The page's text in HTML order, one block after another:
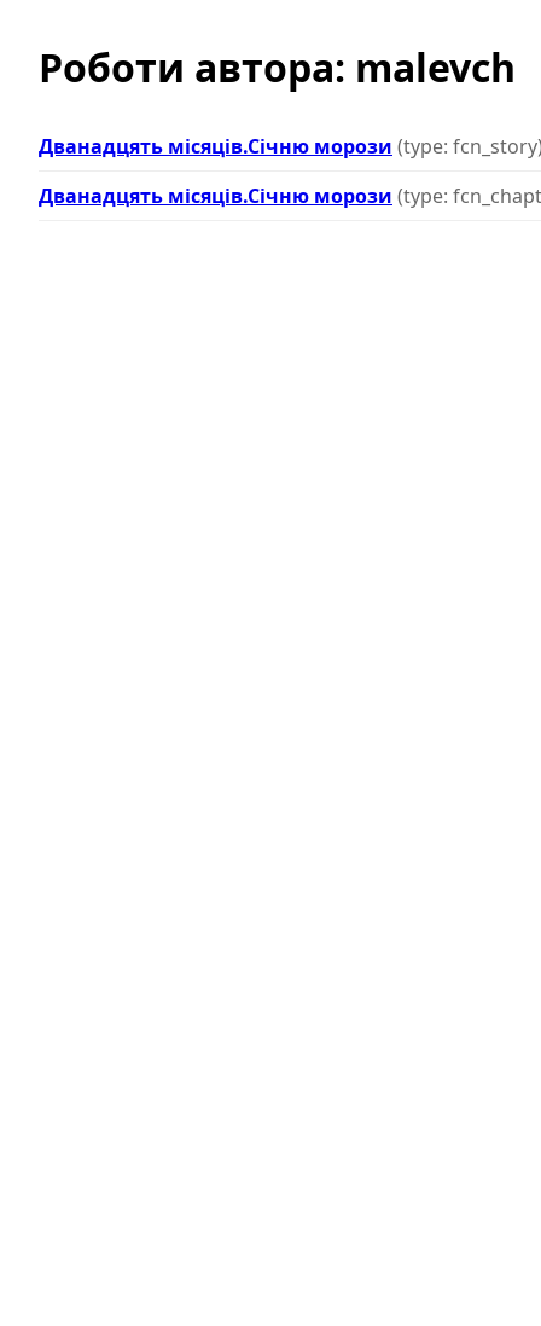
Роботи автора: malevch
Дванадцять місяців.Січню морози (type:
Дванадцять місяців.Січню морози (type: